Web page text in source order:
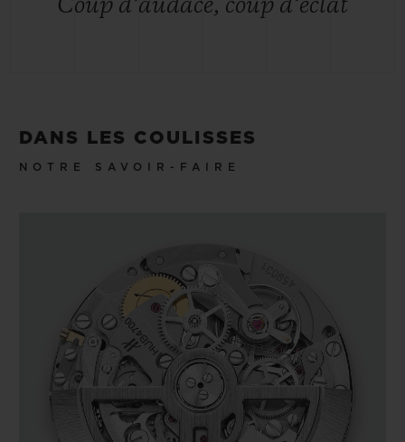
Coup d’audace, coup d’éclat
DANS LES COULISSES
NOTRE SAVOIR-FAIRE